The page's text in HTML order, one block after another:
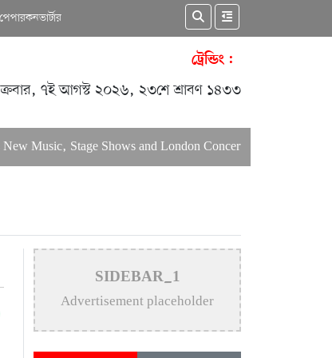
কনভার্টার
ট্রেন্ডিং :
৭ই আগস্ট ২০২৬, ২৩শে শ্রাবণ ১৪৩৩
Music, Stage Shows and London Concerts
SIDEBAR_1
Advertisement placeholder